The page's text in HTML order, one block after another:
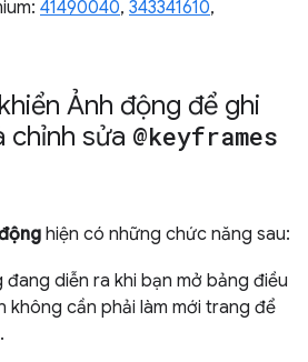
41490040, 343341610,
Ảnh động để ghi
chỉnh sửa @keyframes
hiện có những chức năng sau:
đang diễn ra khi bạn mở bảng điều
không cần phải làm mới trang để